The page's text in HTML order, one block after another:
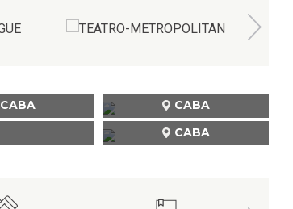
CABA
CABA
CABA